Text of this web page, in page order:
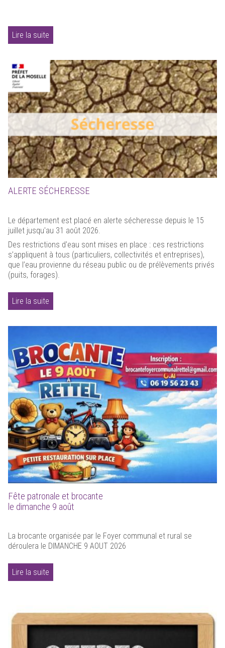
Lire la suite
ALERTE SÉCHERESSE
Le département est placé en alerte sécheresse depuis le 15
juillet jusqu'au 31 août 2026.
Des restrictions d'eau sont mises en place : ces restrictions
s’appliquent à tous (particuliers, collectivités et entreprises),
que l’eau provienne du réseau public ou de prélèvements privés
(puits, forages).
Lire la suite
Fête patronale et brocante
le dimanche 9 août
La brocante organisée par le Foyer communal et rural se
déroulera le DIMANCHE 9 AOUT 2026
Lire la suite